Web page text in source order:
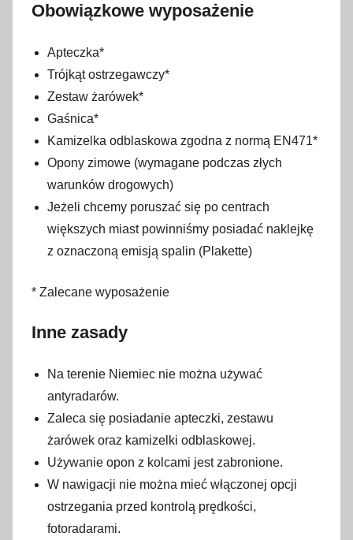
Obowiązkowe wyposażenie
Apteczka*
Trójkąt ostrzegawczy*
Zestaw żarówek*
Gaśnica*
Kamizelka odblaskowa zgodna z normą EN471*
Opony zimowe (wymagane podczas złych
warunków drogowych)
Jeżeli chcemy poruszać się po centrach
większych miast powinniśmy posiadać naklejkę
z oznaczoną emisją spalin (Plakette)
* Zalecane wyposażenie
Inne zasady
Na terenie Niemiec nie można używać
antyradarów.
Zaleca się posiadanie apteczki, zestawu
żarówek oraz kamizelki odblaskowej.
Używanie opon z kolcami jest zabronione.
W nawigacji nie można mieć włączonej opcji
ostrzegania przed kontrolą prędkości,
fotoradarami.